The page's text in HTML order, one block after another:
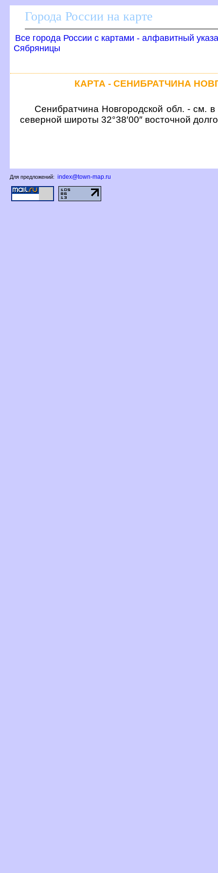
Города России на карте
се города России с картами - алфавитный
Сябряницы
КАРТА - СЕНИБРАТЧИНА
Сенибратчина Новгородской обл. - см. в
северной широты 32°38′00″ восточной
Для предложений: index@town-map.ru